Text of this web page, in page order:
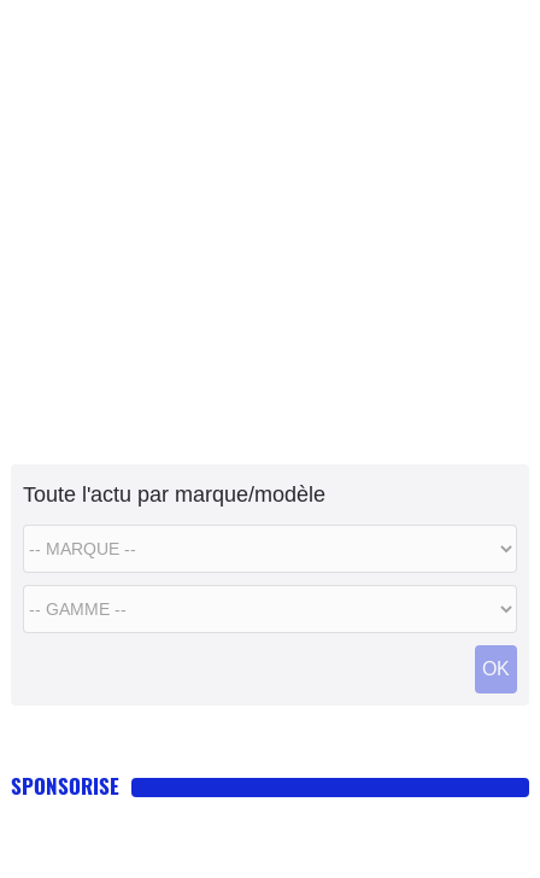
Toute l'actu par marque/modèle
OK
SPONSORISE